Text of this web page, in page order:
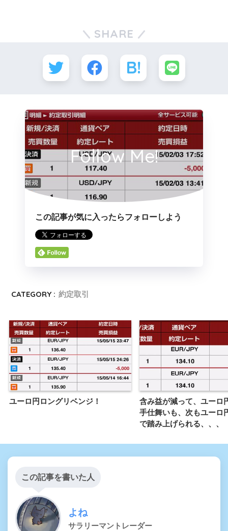
SHARE
Follow Me!
この記事が気に入ったらフォローしよう
CATEGORY : 約定取引
ユーロ円ロングリベンジ！
含み益が減って、ユーロ
手仕舞いも、次もユーロ
で踏み上げられる、、、
この記事を書いた人
よね
サラリーマントレーダー